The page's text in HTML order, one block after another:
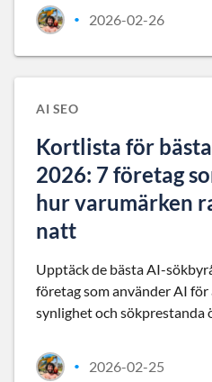
• 2026-02-26
AI SEO
Kortlista för
2026: 7 företag
hur varumärken
natt
Upptäck de bästa AI-
företag som använder AI
synlighet och sökprestanda
• 2026-02-25